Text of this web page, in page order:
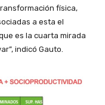
física,
a esta el
es la cuarta mirada
indicó Gauto.